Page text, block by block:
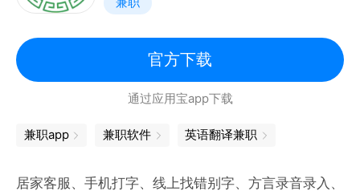
官方下载
通过应用宝app下载
兼职app 兼职软件 英语翻译兼职
居家客服、手机打字、线上找错别字、方言录音录入、